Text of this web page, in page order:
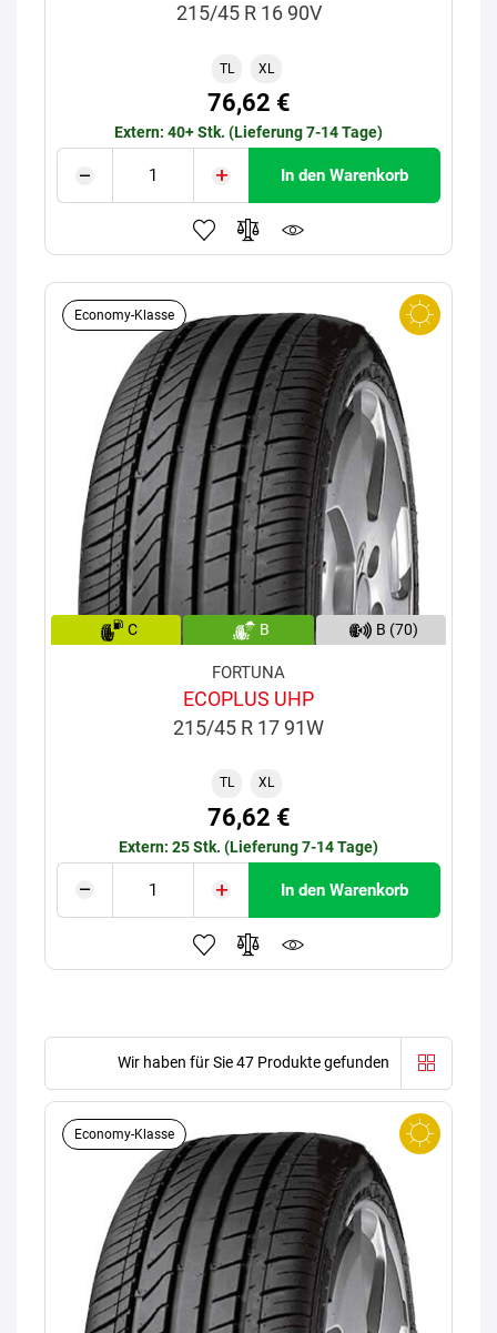
215/45 R 16 90V
TL XL
76,62 €
Extern: 40+ Stk. (Lieferung 7-14 Tage)
In den Warenkorb
Economy-Klasse
C B B (70)
FORTUNA
ECOPLUS UHP
215/45 R 17 91W
TL XL
76,62 €
Extern: 25 Stk. (Lieferung 7-14 Tage)
In den Warenkorb
Wir haben für Sie 47 Produkte gefunden
Economy-Klasse